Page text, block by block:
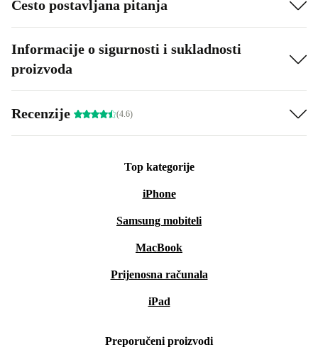
Često postavljana pitanja
Informacije o sigurnosti i sukladnosti
proizvoda
Recenzije (4.6)
Top kategorije
iPhone
Samsung mobiteli
MacBook
Prijenosna računala
iPad
Preporučeni proizvodi